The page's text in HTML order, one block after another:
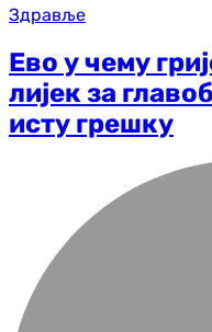
Здравље
Ево у чему
лијек за
исту грешку